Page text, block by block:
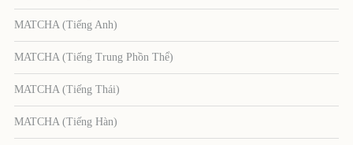
MATCHA (Tiếng Anh)
MATCHA (Tiếng Trung Phồn Thể)
MATCHA (Tiếng Thái)
MATCHA (Tiếng Hàn)